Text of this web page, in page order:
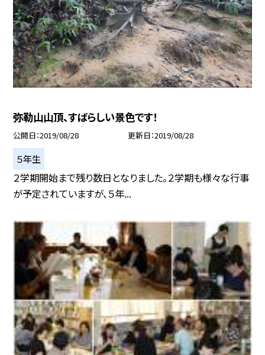
弥勒山山頂、すばらしい景色です！
公開日 2019/08/28 更新日 2019/08/28
５年生
２学期開始まで残り数日となりました。２学期も様々な行事
が予定されていますが、５年...